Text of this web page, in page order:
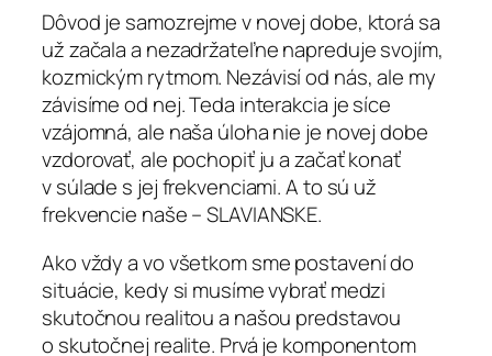
Dôvod je samozrejme v novej dobe, ktorá sa
už začala a nezadržateľne napreduje svojím,
kozmickým rytmom. Nezávisí od nás, ale my
závisíme od nej. Teda interakcia je síce
vzájomná, ale naša úloha nie je novej dobe
vzdorovať, ale pochopiť ju a začať konať
v súlade s jej frekvenciami. A to sú už
frekvencie naše – SLAVIANSKE.
Ako vždy a vo všetkom sme postavení do
situácie, kedy si musíme vybrať medzi
skutočnou realitou a našou predstavou
o skutočnej realite. Prvá je komponentom